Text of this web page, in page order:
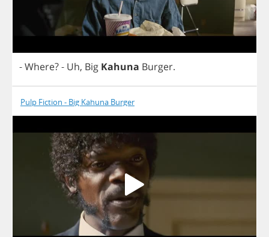
-Where?- Uh, Big Kahuna Burger.
Pulp Fiction - Big Kahuna Burger